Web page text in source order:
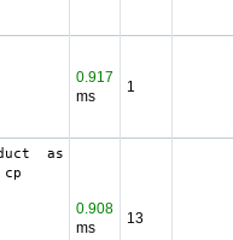
0.917
ms
1
as id_product
cp
0.908
ms
13